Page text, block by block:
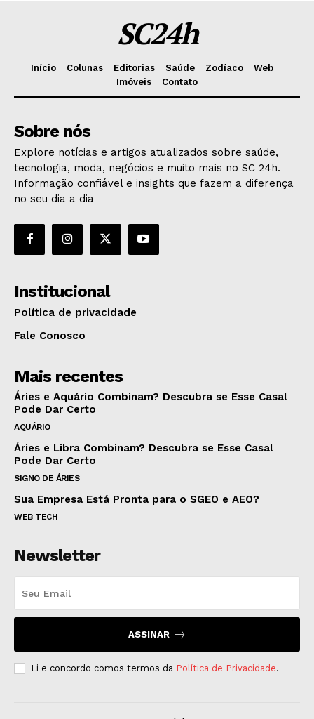
SC24h
Início Colunas Editorias Saúde Zodíaco
Web
Imóveis
Contato
Sobre nós
Explore notícias e artigos atualizados sobre saúde,
tecnologia, moda, negócios e muito mais no SC 24h.
Informação confiável e insights que fazem a diferença
no seu dia a dia
Institucional
Política de privacidade
Fale Conosco
Mais recentes
Áries e Aquário Combinam? Descubra se Esse Casal
Pode Dar Certo
AQUÁRIO
Áries e Libra Combinam? Descubra se Esse Casal
Pode Dar Certo
SIGNO DE ÁRIES
Sua Empresa Está Pronta para o SGEO e AEO?
WEB TECH
Newsletter
ASSINAR
Li e concordo comos termos da Política de Privacidade.